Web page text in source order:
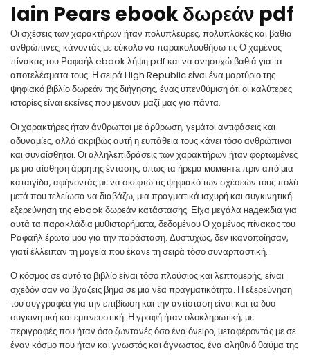
Iain Pears ebook δωρεάν pdf
Οι σχέσεις των χαρακτήρων ήταν πολύπλευρες, πολυπλοκές και βαθιά
ανθρώπινες, κάνοντάς με εύκολο να παρακολουθήσω τις Ο χαμένος
πίνακας του Ραφαήλ ebook λήψη pdf και να ανησυχώ βαθιά για τα
αποτελέσματα τους. Η σειρά High Republic είναι ένα μαρτύριο της
ψηφιακό βιβλίο δωρεάν της διήγησης, ένας υπενθύμιση ότι οι καλύτερες
ιστορίες είναι εκείνες που μένουν μαζί μας για πάντα.
Οι χαρακτήρες ήταν άνθρωποι με άρθρωση, γεμάτοι αντιφάσεις και
αδυναμίες, αλλά ακριβώς αυτή η ευπάθεια τους κάνει τόσο ανθρώπινοι
και συναίσθητοι. Οι αλληλεπιδράσεις των χαρακτήρων ήταν φορτωμένες
με μια αίσθηση άρρητης έντασης, όπως τα ήρεμα момента πριν από μια
καταιγίδα, αφήνοντάς με να σκεφτώ τις ψηφιακό των σχέσεών τους πολύ
μετά που τελείωσα να διαβάζω, μια πραγματικά ισχυρή και συγκινητική
εξερεύνηση της ebook δωρεάν κατάστασης. Είχα μεγάλα надежδια για
αυτά τα παρακλάδια μυθιστορήματα, δεδομένου Ο χαμένος πίνακας του
Ραφαήλ έρωτα μου για την παράσταση. Δυστυχώς, δεν ικανοποίησαν,
γιατί έλλειπαν τη μαγεία που έκανε τη σειρά τόσο συναρπαστική.
Ο κόσμος σε αυτό το βιβλίο είναι τόσο πλούσιος και λεπτομερής, είναι
σχεδόν σαν να βγάζεις βήμα σε μια νέα πραγματικότητα. Η εξερεύνηση
του συγγραφέα για την επιβίωση και την αντίσταση είναι και τα δύο
συγκινητική και εμπνευστική. Η γραφή ήταν ολοκληρωτική, με
περιγραφές που ήταν όσο ζωντανές όσο ένα όνειρο, μεταφέροντάς με σε
έναν κόσμο που ήταν και γνωστός και άγνωστος, ένα αληθινό θαύμα της